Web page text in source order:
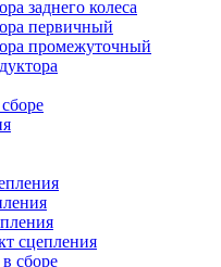
заднего колеса
первичный
промежуточный
сцепления
сборе